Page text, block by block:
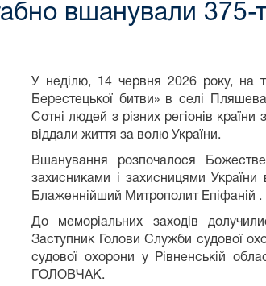
вшанували 375-
У неділю, 14 червня 2026 року, на
Берестецької битви» в селі
Сотні людей з різних регіонів
віддали життя за волю України.
Вшанування розпочалося
захисниками і захисницями
Блаженнійший Митрополит Епіфаній .
До меморіальних заходів
Заступник Голови Служби судової
судової охорони у Рівненській
ГОЛОВЧАК.